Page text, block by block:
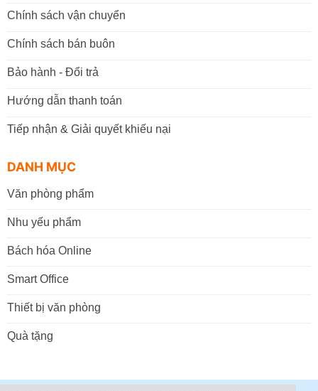
Chính sách vận chuyển
Chính sách bán buôn
Bảo hành - Đổi trả
Hướng dẫn thanh toán
Tiếp nhận & Giải quyết khiếu nại
DANH MỤC
Văn phòng phẩm
Nhu yếu phẩm
Bách hóa Online
Smart Office
Thiết bị văn phòng
Quà tặng